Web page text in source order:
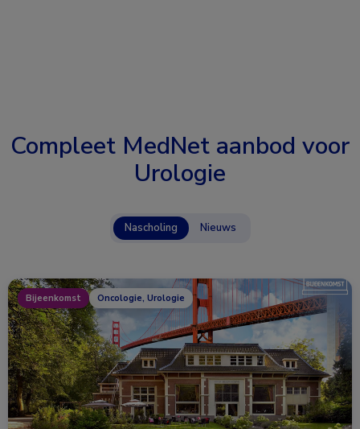
Compleet MedNet aanbod voor
Urologie
Nascholing Nieuws
Bijeenkomst Oncologie, Urologie